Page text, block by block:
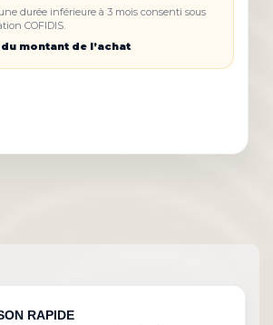
durée inférieure à 3 mois consenti sous
COFIDIS.
montant de l’achat
RAPIDE